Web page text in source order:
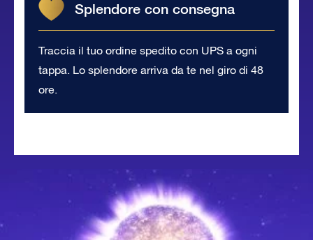
Splendore con consegna
Traccia il tuo ordine spedito con UPS a ogni
tappa. Lo splendore arriva da te nel giro di 48
ore.